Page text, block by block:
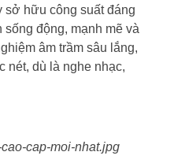
sở hữu công suất đáng
sống động, mạnh mẽ và
âm trầm sâu lắng,
nét, dù là nghe nhạc,